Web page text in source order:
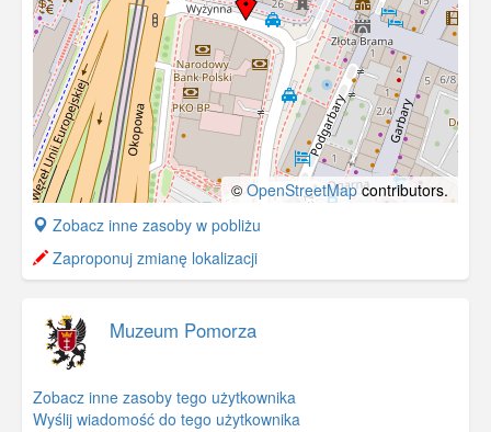
© OpenStreetMapcontributors.
+
−
Zobacz inne zasoby w pobliżu
Zaproponuj zmianę lokalizacji
Muzeum Pomorza
Zobacz inne zasoby tego użytkownika
Wyślij wiadomość do tego użytkownika